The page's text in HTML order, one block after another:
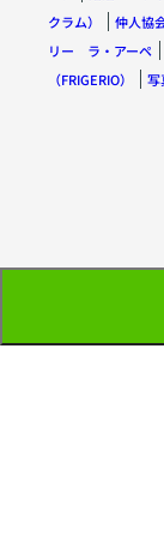
クラム）
仲人協
リー ラ・アーペ
（FRIGERIO）
写